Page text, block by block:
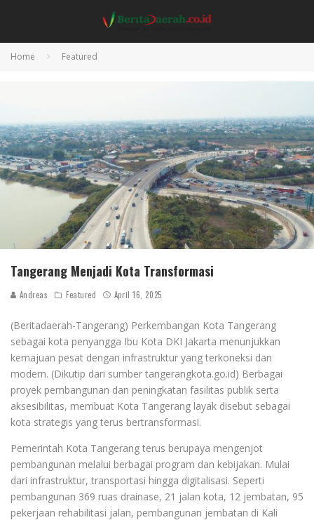
Home Featured
Tangerang Menjadi Kota Transformasi
Andreas Featured April 16, 2025
(Beritadaerah-Tangerang) Perkembangan Kota Tangerang
sebagai kota penyangga Ibu Kota DKI Jakarta menunjukkan
kemajuan pesat dengan infrastruktur yang terkoneksi dan
modern. (Dikutip dari sumber tangerangkota.go.id) Berbagai
proyek pembangunan dan peningkatan fasilitas publik serta
aksesibilitas, membuat Kota Tangerang layak disebut sebagai
kota strategis yang terus bertransformasi.
Pemerintah Kota Tangerang terus berupaya mengenjot
pembangunan melalui berbagai program dan kebijakan. Mulai
dari infrastruktur, transportasi hingga digitalisasi. Seperti
pembangunan 369 ruas drainase, 21 jalan kota, 12 jembatan, 95
pekerjaan rehabilitasi jalan, pembangunan jembatan di Kali